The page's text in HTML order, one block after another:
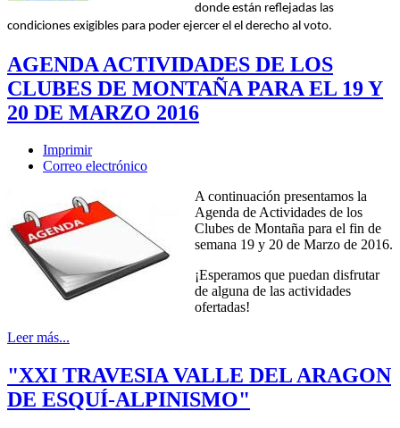
donde están reflejadas las
condiciones exigibles para poder ejercer el el derecho al voto.
AGENDA ACTIVIDADES DE LOS
CLUBES DE MONTAÑA PARA EL 19 Y
20 DE MARZO 2016
Imprimir
Correo electrónico
A continuación presentamos la
Agenda de Actividades de los
Clubes de Montaña para el fin de
semana 19 y 20 de Marzo de 2016.
¡Esperamos que puedan disfrutar
de alguna de las actividades
ofertadas!
Leer más...
"XXI TRAVESIA VALLE DEL ARAGON
DE ESQUÍ-ALPINISMO"